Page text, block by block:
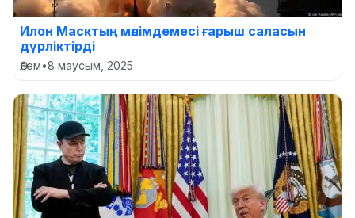
Илон Масктың мәлімдемесі ғарыш саласын
дүрліктірді
Әлем•8 маусым, 2025